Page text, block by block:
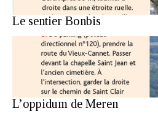
Le sentier Bonbis
L’oppidum de Meren